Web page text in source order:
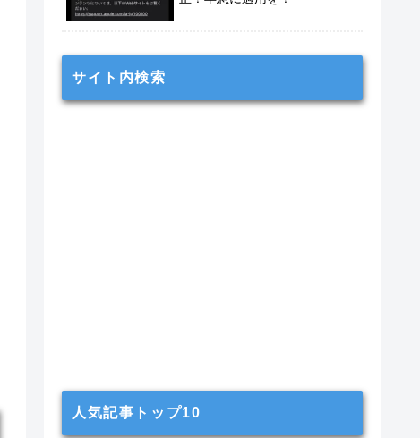
サイト内検索
人気記事トップ10